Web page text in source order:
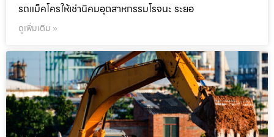
รถแม็คโครให้เช่านิคมอุตสาหกรรมโรจนะ ระยอ
ดูเพิ่มเติม »